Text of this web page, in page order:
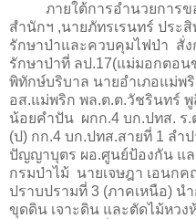
ภายใต้การอำนวยการขอ
สำนักฯ ,นายภัทรเรนทร์ ประ
รักษาป่าและควบคุมไฟป่า สั่ง
รักษาป่าที่ ลป.17(แม่มอกตอ
พิทักษ์บริบาล นายอำเภอแม่พ
อส.แม่พริก พล.ต.ต.วัชรินทร์
น้อยคำปัน ผกก.4 บก.ปทส. ร
(ป) กก.4 บก.ปทส.สายที่ 1 ลำ
ปัญญาบุตร ผอ.ศูนย์ป้องกัน แล
กรมป่าไม้ นายเจษฎา เอนก
ปราบปรามที่ 3 (ภาคเหนือ) น
ขุดดิน เจาะดิน และตัดไม้หวง